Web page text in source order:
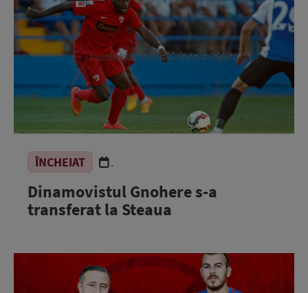
ÎNCHEIAT .
Dinamovistul Gnohere s-a
transferat la Steaua